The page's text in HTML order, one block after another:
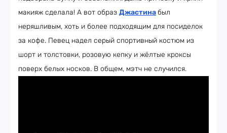
макияж сделала! А вот образ Джастина был
неряшливым, хоть и более подходящим для посиделок
за кофе. Певец надел серый спортивный костюм из
шорт и толстовки, розовую кепку и жёлтые кроксы
поверх белых носков. В общем, мэтч не случился.